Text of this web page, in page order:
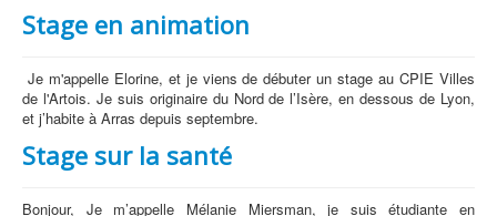
Stage en animation
Je m'appelle Elorine, et je viens de débuter un stage au CPIE Villes
de l'Artois. Je suis originaire du Nord de l’Isère, en dessous de Lyon,
et j’habite à Arras depuis septembre.
Stage sur la santé
Bonjour, Je m’appelle Mélanie Miersman, je suis étudiante en